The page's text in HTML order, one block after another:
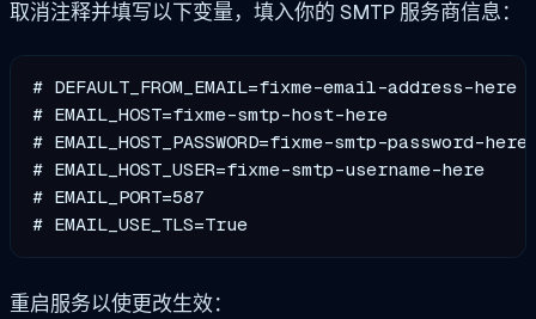
取消注释并填写以下变量，填入你的 SMTP 服务商信息：
# DEFAULT_FROM_EMAIL=fixme-email-address-here
# EMAIL_HOST=fixme-smtp-host-here
# EMAIL_HOST_PASSWORD=fixme-smtp-password-here
# EMAIL_HOST_USER=fixme-smtp-username-here
# EMAIL_PORT=587
重启服务以使更改生效：